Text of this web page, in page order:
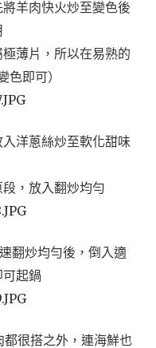
羊肉快火炒至變色後
極薄片，所以在易熟的
色即可）
洋蔥絲炒至軟化甜味
，放入翻炒均勻
翻炒均勻後，倒入適
可起鍋
很搭之外，連海鮮也